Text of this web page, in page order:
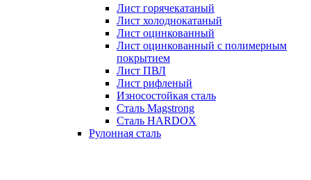
Лист горячекатаный
Лист холоднокатаный
Лист оцинкованный
Лист оцинкованный с полимерным
покрытием
Лист ПВЛ
Лист рифленый
Износостойкая сталь
Сталь Magstrong
Сталь HARDOX
Рулонная сталь